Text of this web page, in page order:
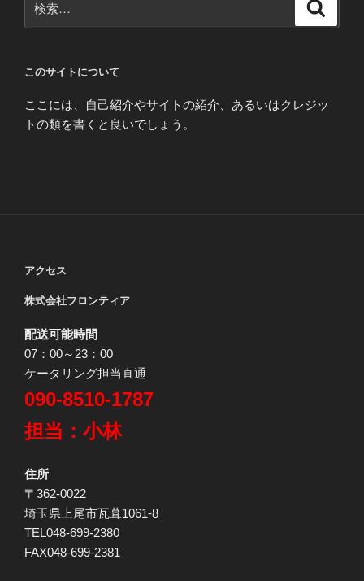
索:
このサイトについて
ここには、自己紹介やサイトの紹介、あるいはクレジッ
トの類を書くと良いでしょう。
アクセス
株式会社フロンティア
配送可能時間
07：00～23：00
ケータリング担当直通
090-8510-1787
担当：小林
住所
〒362-0022
埼玉県上尾市瓦葺1061-8
TEL048-699-2380
FAX048-699-2381